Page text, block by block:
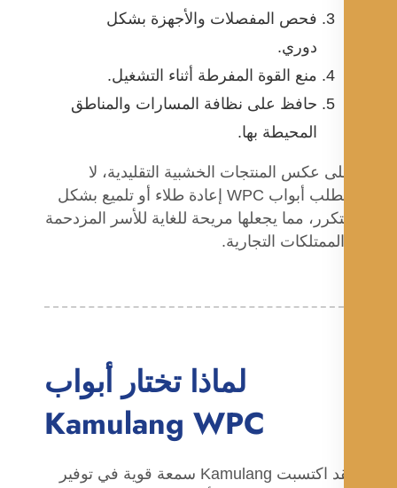
فحص المفصلات والأجهزة بشكل
منع القوة المفرطة أثناء التشغيل.
حافظ على نظافة المسارات والمناطق
المحيطة بها.
عكس المنتجات الخشبية التقليدية، لا
تتطلب أبواب WPC إعادة طلاء أو تلميع بشكل
مما يجعلها مريحة للغاية للأسر المزدحمة
التجارية.
لماذا تختار أبواب
Kamulang WPC
لقد اكتسبت Kamulang سمعة قوية في توفير